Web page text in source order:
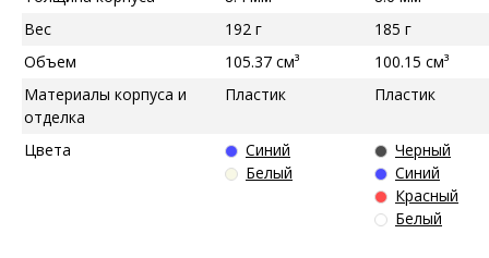
Вес
192 г
185 г
Объем
105.37 см³
100.15 см³
Материалы корпуса и
отделка
Пластик Пластик
Цвета
Синий
Белый
Черный
Синий
Красный
Белый